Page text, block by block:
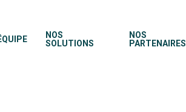
NOS
SOLUTIONS
NOS
PARTENAIRES